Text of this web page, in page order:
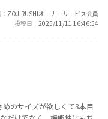
ZOJIRUSHIオーナーサービス会員
投稿日
2025/11/11 16:46:54
のサイズが欲しくて3本目